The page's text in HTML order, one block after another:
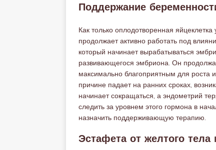
Поддержание
Как только оплодотворенная
продолжает активно работать под
который начинает вырабатываться
развивающегося эмбриона. Он
максимально благоприятным для роста
причине падает на ранних сроках,
начинает сокращаться, а эндометрий
следить за уровнем этого гормона в
назначить поддерживающую терапию.
Эстафета от желтого тела